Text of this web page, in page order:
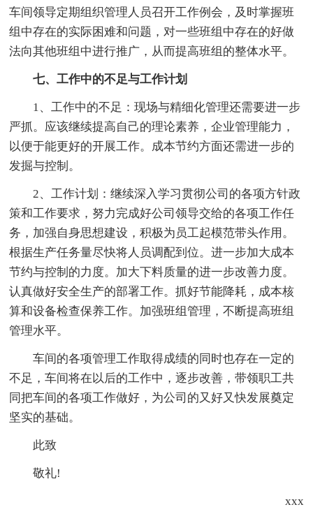
车间领导定期组织管理人员召开工作例会，及时掌握班
组中存在的实际困难和问题，对一些班组中存在的好做
法向其他班组中进行推广，从而提高班组的整体水平。
七、工作中的不足与工作计划
1、工作中的不足：现场与精细化管理还需要进一步
严抓。应该继续提高自己的理论素养，企业管理能力，
以便于能更好的开展工作。成本节约方面还需进一步的
发掘与控制。
2、工作计划：继续深入学习贯彻公司的各项方针政
策和工作要求，努力完成好公司领导交给的各项工作任
务，加强自身思想建设，积极为员工起模范带头作用。
根据生产任务量尽快将人员调配到位。进一步加大成本
节约与控制的力度。加大下料质量的进一步改善力度。
认真做好安全生产的部署工作。抓好节能降耗，成本核
算和设备检查保养工作。加强班组管理，不断提高班组
管理水平。
车间的各项管理工作取得成绩的同时也存在一定的
不足，车间将在以后的工作中，逐步改善，带领职工共
同把车间的各项工作做好，为公司的又好又快发展奠定
坚实的基础。
此致
敬礼!
xxx